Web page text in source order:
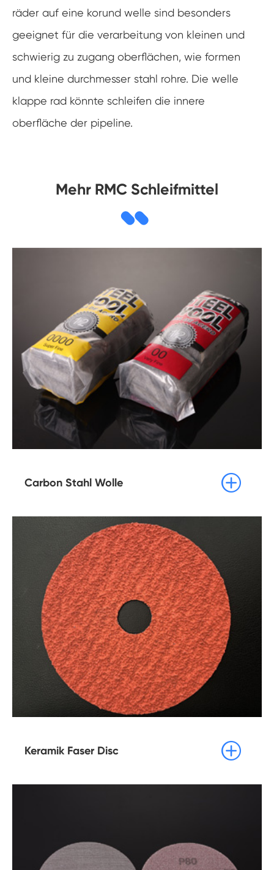
räder auf eine korund welle sind besonders
geeignet für die verarbeitung von kleinen und
schwierig zu zugang oberflächen, wie formen
und kleine durchmesser stahl rohre. Die welle
klappe rad könnte schleifen die innere
oberfläche der pipeline.
Mehr RMC Schleifmittel
Carbon Stahl Wolle 
Keramik Faser Disc 